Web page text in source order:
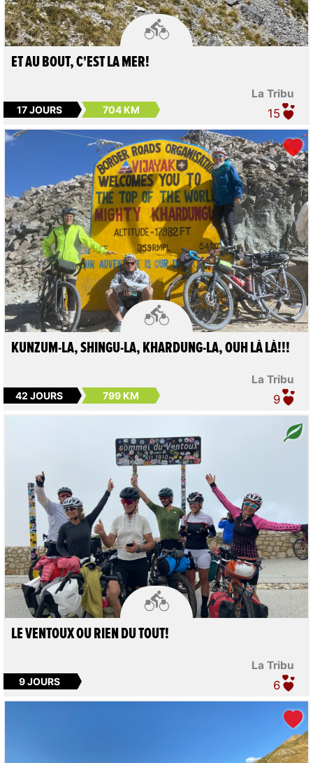

La Tribu
ET AU BOUT, C'EST LA MER!
17 JOURS 704 KM 15

La Tribu
KUNZUM-LA, SHINGU-LA, KHARDUNG-LA, OUH LÀ LÀ!!!
42 JOURS 799 KM 9

La Tribu
LE VENTOUX OU RIEN DU TOUT!
9 JOURS 6